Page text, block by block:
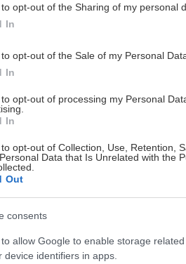
opt-out of the Sharing of my personal
In
opt-out of the Sale of my Personal
In
opt-out of processing my Personal
In
opt-out of Collection, Use, Retention,
Data that Is Unrelated with the
Out
consents
allow Google to enable storage
device identifiers in apps.